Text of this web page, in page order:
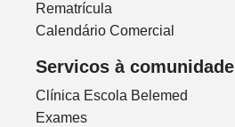
Rematrícula
Calendário Comercial
Servicos à comunidade
Clínica Escola Belemed
Exames